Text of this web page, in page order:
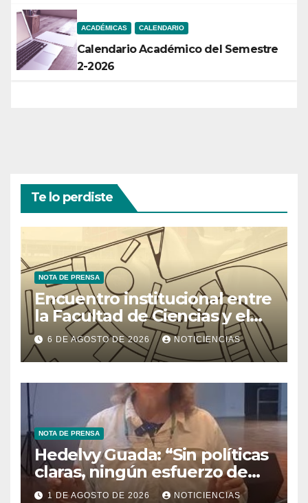
ACADÉMICAS CALENDARIO
Calendario Académico del Semestre
2-2026
Te lo perdiste
NOTA DE PRENSA
Encuentro institucional entre
la Facultad de Ciencias y el
Ministerio de Ciencia y
Tecnología
6 DE AGOSTO DE 2026 NOTICIENCIAS
NOTA DE PRENSA
Hedelvy Guada: “Sin políticas
claras, ningún esfuerzo de
conservación rendirá frutos”
1 DE AGOSTO DE 2026 NOTICIENCIAS